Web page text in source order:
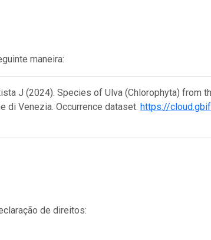
maneira:
J (2024). Species of Ulva (Chlorophyta) from
di Venezia. Occurrence dataset. https://
de direitos: